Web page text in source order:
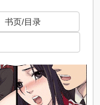
书页/目录